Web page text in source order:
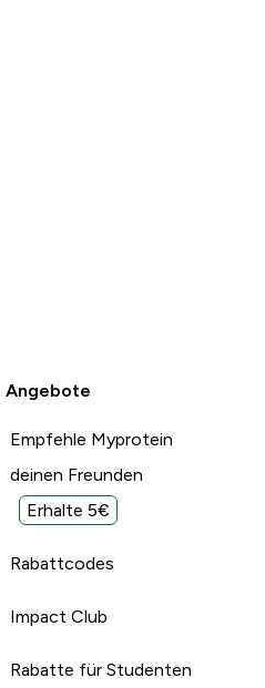
Angebote
Empfehle Myprotein
deinen Freunden
Erhalte 5€
Rabattcodes
Impact Club
Rabatte für Studenten